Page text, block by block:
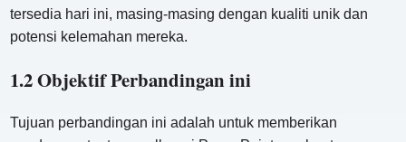
tersedia hari ini, masing-masing dengan kualiti unik dan
potensi kelemahan mereka.
1.2 Objektif Perbandingan ini
Tujuan perbandingan ini adalah untuk memberikan